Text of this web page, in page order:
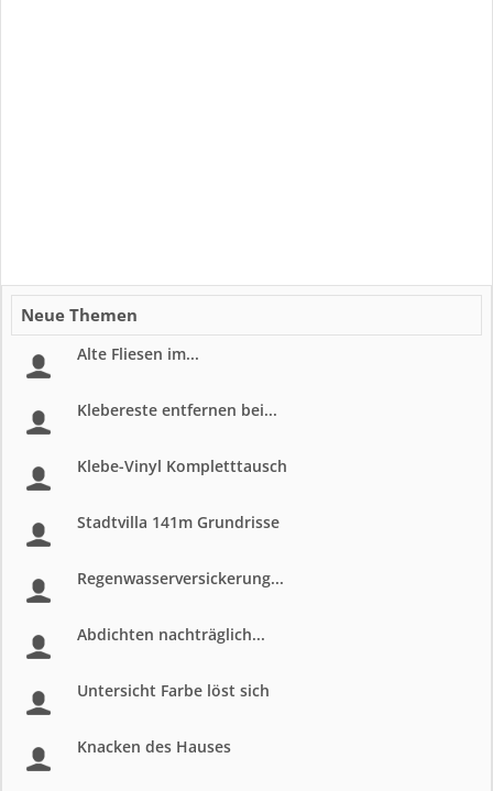
Neue Themen
Alte Fliesen im...
Klebereste entfernen bei...
Klebe-Vinyl Kompletttausch
Stadtvilla 141m Grundrisse
Regenwasserversickerung...
Abdichten nachträglich...
Untersicht Farbe löst sich
Knacken des Hauses